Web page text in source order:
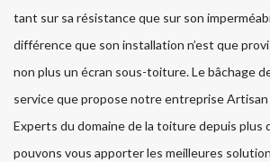
tant sur sa résistance que sur son
différence que son installation n’est que
non plus un écran sous-toiture. Le bâchage
service que propose notre entreprise
Experts du domaine de la toiture depuis plus
pouvons vous apporter les meilleures